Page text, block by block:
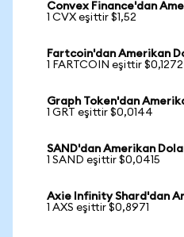
Convex Finance'dan
1 CVX eşittir $1,52
Fartcoin'dan Amerikan
1 FARTCOIN eşittir $0,1272
Graph Token'dan
1 GRT eşittir $0,0144
SAND'dan Amerikan
1 SAND eşittir $0,0415
Axie Infinity Shard'dan
1 AXS eşittir $0,8971